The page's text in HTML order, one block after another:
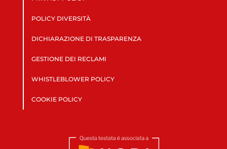
POLICY DIVERSITÀ
DICHIARAZIONE DI TRASPARENZA
GESTIONE DEI RECLAMI
WHISTLEBLOWER POLICY
COOKIE POLICY